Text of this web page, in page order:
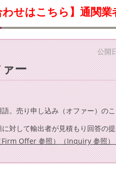
せはこちら】通関
公開
ァー
。売り申し込み（オファー）のこ
対して輸出者が見積もり回答の提
Firm Offer 参照） （Inquiry 参照）